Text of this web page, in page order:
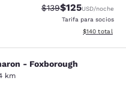
Precio tachado:
$139Precio con
$125USD/noche
Tarifa para socios
Ver detalles
$140 total
- Foxborough
- Foxborough
km
estrellas. Feria. 536 reseñas